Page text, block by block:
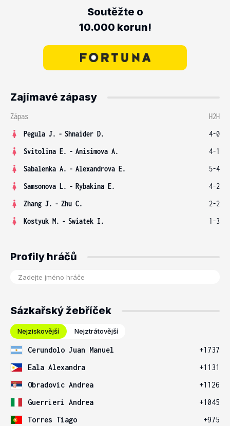
Soutěžte o
10.000 korun!
Zajímavé zápasy
Zápas
H2H
Pegula J. - Shnaider D.
4-0
Svitolina E. - Anisimova A.
4-1
Sabalenka A. - Alexandrova E.
5-4
Samsonova L. - Rybakina E.
4-2
Zhang J. - Zhu C.
2-2
Kostyuk M. - Swiatek I. 1-3
Profily hráčů
Sázkařský žebříček
Nejziskovější Nejztrátovější
Cerundolo Juan Manuel
+1737
Eala Alexandra
+1131
Obradovic Andrea
+1126
Guerrieri Andrea
+1045
Torres Tiago
+975